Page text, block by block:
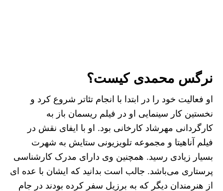
نرگس محمدی کیست؟
او فعالیت خود را در ابتدا با انجام تئاتر شروع کرد و
نخستین کار سینمایی او در فیلم ریسمان باز به
کارگردانی مهرشاد کارخانی بود. او با ایفای نقش در
فیلم آناهیتا و مجموعه تلویزیونی ستایش به شهرت
بسیار زیادی رسید. همچنین وی دارای مدرک کارشناسی
پرستاری می‌باشد. جالب است بدانید که ایشان با عده ای
از هنرمندان دیگر که به برزیل سفر کرده بودند در جام